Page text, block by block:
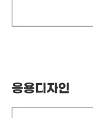
응용디자인